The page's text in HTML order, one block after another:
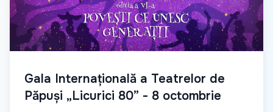
Gala Internațională a Teatrelor de
Păpuși „Licurici 80” - 8 octombrie